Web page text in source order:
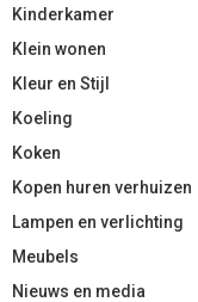
Kinderkamer
Klein wonen
Kleur en Stijl
Koeling
Koken
Kopen huren verhuizen
Lampen en verlichting
Meubels
Nieuws en media